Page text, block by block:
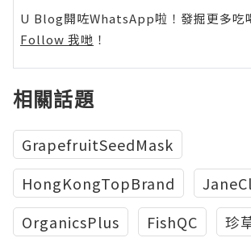
U Blog開咗WhatsApp啦！發掘更多吃
Follow 我哋 ！
相關話題
GrapefruitSeedMask
HongKongTopBrand
OrganicsPlus
FishQC 珍